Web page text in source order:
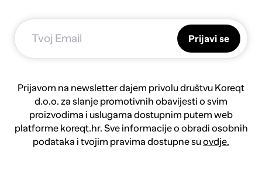
Prijavi se
Prijavom na newsletter dajem privolu društvu Koreqt
d.o.o. za slanje promotivnih obavijesti o svim
proizvodima i uslugama dostupnim putem web
platforme koreqt.hr. Sve informacije o obradi osobnih
podataka i tvojim pravima dostupne suovdje.